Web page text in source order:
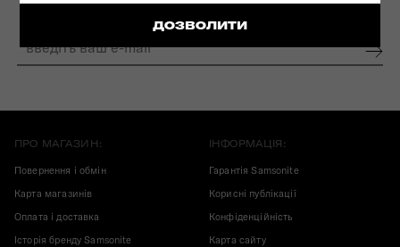
ДОЗВОЛИТИ
ПРО МАГАЗИН:
Повернення і обмін
Карта магазинів
Оплата і доставка
Історія бренду Samsonite
ІНФОРМАЦІЯ:
Гарантія Samsonite
Корисні публікації
Конфіденційність
Карта сайту